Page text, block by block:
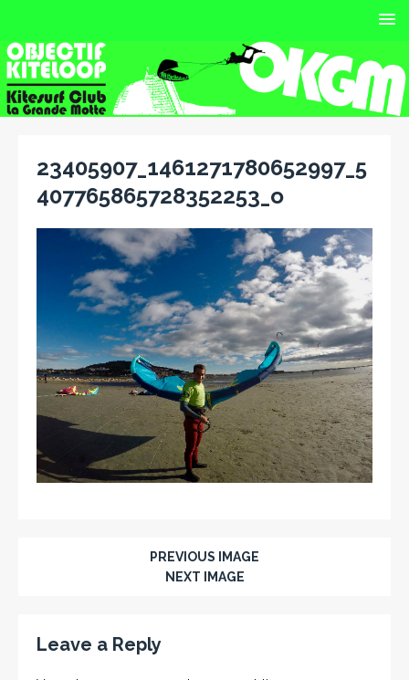
23405907_1461271780652997_5
407765865728352253_o
PREVIOUS IMAGE
NEXT IMAGE
Leave a Reply